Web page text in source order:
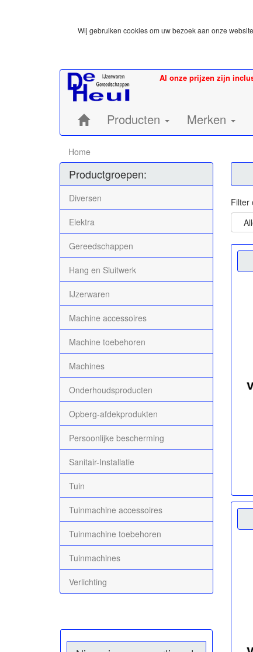
Wij gebruiken cookies om uw bezoek aan onze
Al onze prijzen zijn
Home:Producten Merken
Home
Productgroepen:
Diversen
Elektra
Gereedschappen
Hang en Sluitwerk
IJzerwaren
Machine accessoires
Machine toebehoren
Machines
Onderhoudsproducten
Opberg-afdekprodukten
Persoonlijke bescherming
Sanitair-Installatie
Tuin
Tuinmachine accessoires
Tuinmachine toebehoren
Tuinmachines
Verlichting
Filter